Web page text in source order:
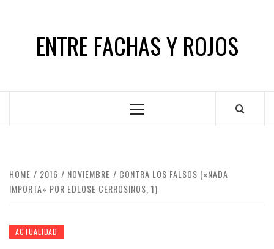
ENTRE FACHAS Y ROJOS
Primary
HOME 2016 NOVIEMBRE
CONTRA LOS FALSOS («NADA
IMPORTA» POR EDLOSE CERROSINOS, 1)
ACTUALIDAD